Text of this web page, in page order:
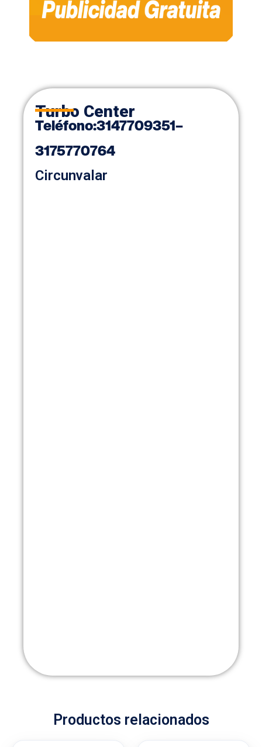
Turbo Center
Teléfono:3147709351–
3175770764
Circunvalar
Productos relacionados